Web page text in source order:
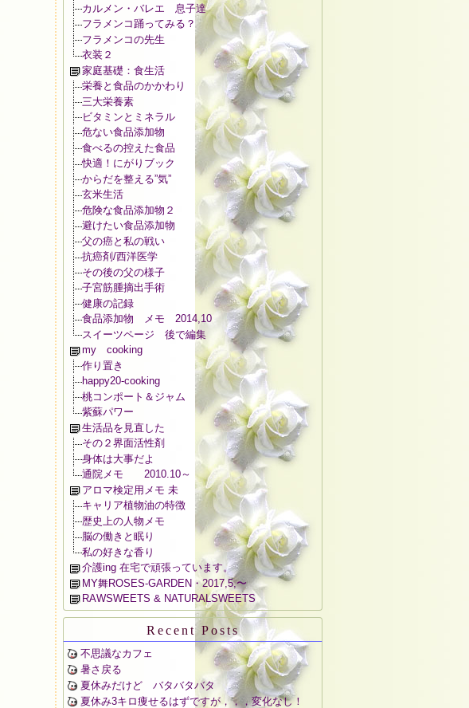
カルメン・バレエ 息子達
フラメンコ踊ってみる？
フラメンコの先生
衣装２
家庭基礎：食生活
栄養と食品のかかわり
三大栄養素
ビタミンとミネラル
危ない食品添加物
食べるの控えた食品
快適！にがりブック
からだを整える”気”
玄米生活
危険な食品添加物２
避けたい食品添加物
父の癌と私の戦い
抗癌剤/西洋医学
その後の父の様子
子宮筋腫摘出手術
健康の記録
食品添加物 メモ 2014,10
スイーツページ 後で編集
my cooking
作り置き
happy20-cooking
桃コンポート＆ジャム
紫蘇パワー
生活品を見直した
その２界面活性剤
身体は大事だよ
通院メモ 2010.10～
アロマ検定用メモ 未
キャリア植物油の特徴
歴史上の人物メモ
脳の働きと眠り
私の好きな香り
介護ing 在宅で頑張っています。
MY舞ROSES-GARDEN・2017,5,〜
RAWSWEETS & NATURALSWEETS
Recent Posts
不思議なカフェ
暑さ戻る
夏休みだけど バタバタバタ
夏休み3キロ痩せるはずですが，，，変化なし！